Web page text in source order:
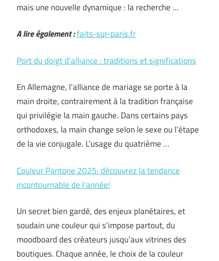
mais une nouvelle dynamique : la recherche …
A lire également :faits-sur-paris.fr
Port du doigt d’alliance : traditions et significations
En Allemagne, l’alliance de mariage se porte à la
main droite, contrairement à la tradition française
qui privilégie la main gauche. Dans certains pays
orthodoxes, la main change selon le sexe ou l’étape
de la vie conjugale. L’usage du quatrième …
Couleur Pantone 2025: découvrez la tendance
incontournable de l’année!
Un secret bien gardé, des enjeux planétaires, et
soudain une couleur qui s’impose partout, du
moodboard des créateurs jusqu’aux vitrines des
boutiques. Chaque année, le choix de la couleur